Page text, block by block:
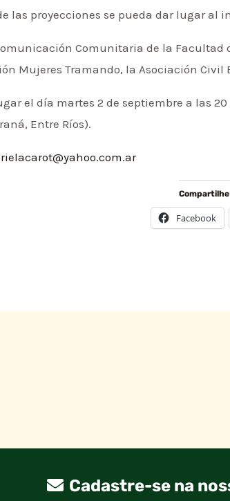
las proyecciones se pueda dar lugar al
Comunitaria de la Facultad
Mujeres Tramando, la Asociación Civil
el día martes 2 de septiembre a las
Entre Ríos).
Facebook
Cadastre-se na